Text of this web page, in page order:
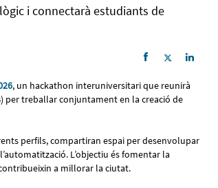
i connectarà estudiants de
, un hackathon interuniversitari que reunirà
per treballar conjuntament en la creació de
perfils, compartiran espai per desenvolupar
L’objectiu és fomentar la
a millorar la ciutat.